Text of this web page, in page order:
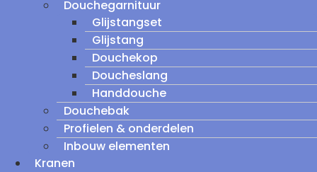
Douchegarnituur
Glijstangset
Glijstang
Douchekop
Doucheslang
Handdouche
Douchebak
Profielen & onderdelen
Inbouw elementen
Kranen